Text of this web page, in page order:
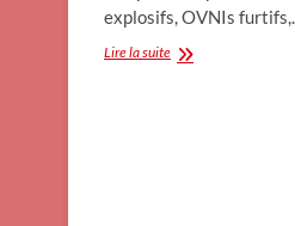
explosifs, OVNIs furtifs,…
Lire la suiteTerreur